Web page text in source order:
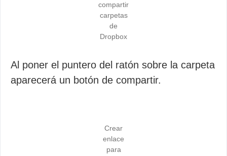
compartir
carpetas
de
Dropbox
Al poner el puntero del ratón sobre la carpeta
aparecerá un botón de compartir.
Crear
enlace
para